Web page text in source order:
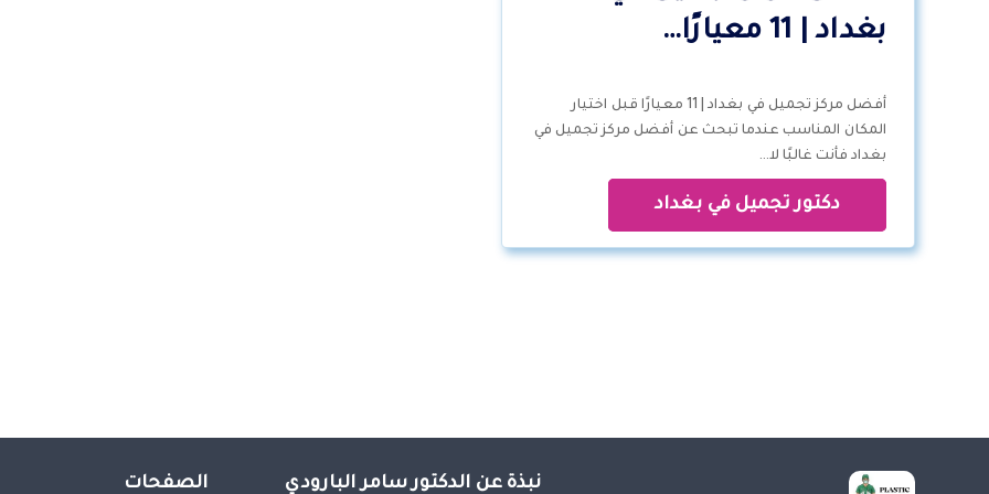
بغداد | 11 معيارًا…
أفضل مركز تجميل في بغداد | 11 معيارًا قبل اختيار
المكان المناسب عندما تبحث عن أفضل مركز تجميل في
بغداد فأنت غالبًا لا…
دكتور تجميل في بغداد
نبذة عن الدكتور سامر البارودي الصفحات